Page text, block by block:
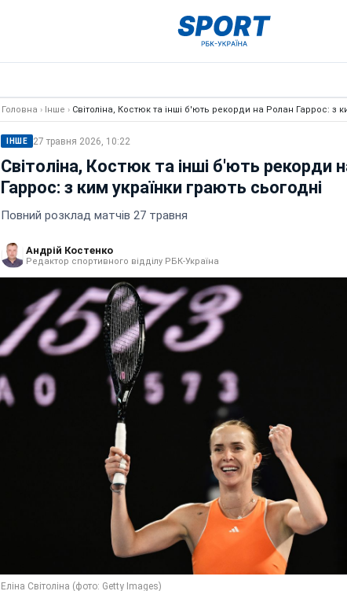
Головна › Інше › Світоліна, Костюк та інші б'ють рекорди на Ролан Гаррос: з
ІНШЕ 27 травня 2026, 10:22
Світоліна, Костюк та інші б'ють рекорди
Гаррос: з ким українки грають сьогодні
Повний розклад матчів 27 травня
Андрій Костенко
Редактор спортивного відділу РБК-Україна
Еліна Світоліна (фото: Getty Images)